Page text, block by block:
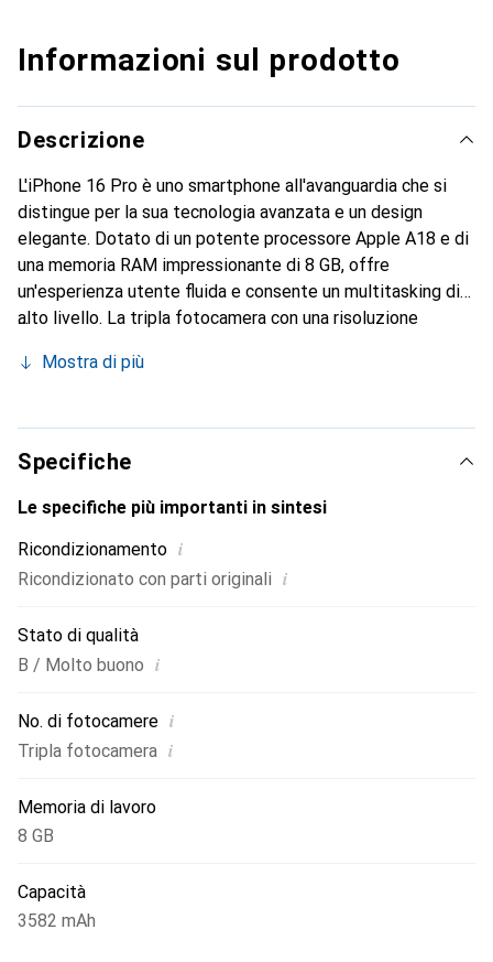
Informazioni sul prodotto
Descrizione
L'iPhone 16 Pro è uno smartphone all'avanguardia che si
distingue per la sua tecnologia avanzata e un design
elegante. Dotato di un potente processore Apple A18 e di
una memoria RAM impressionante di 8 GB, offre
un'esperienza utente fluida e consente un multitasking di
alto livello. La tripla fotocamera con una risoluzione
videografie eccezionali, mentre la fotocamera frontale da
diagonale dello schermo di 6,3 pollici e la tecnologia Super
Retina XDR, gli utenti possono godere di colori vivaci e
immagini nitide. Il dispositivo supporta gli standard di rete
mobile 5G, offrendo così connessioni Internet veloci.
lo protegge da acqua e polvere, rendendolo un compagno
robusto nella vita quotidiana.
Mostra di più
Specifiche
Le specifiche più importanti in sintesi
Ricondizionamento i
Ricondizionato con parti originali i
Stato di qualità
B / Molto buono i
No. di fotocamere i
Tripla fotocamera i
Memoria di lavoro
8 GB
Capacità
3582 mAh